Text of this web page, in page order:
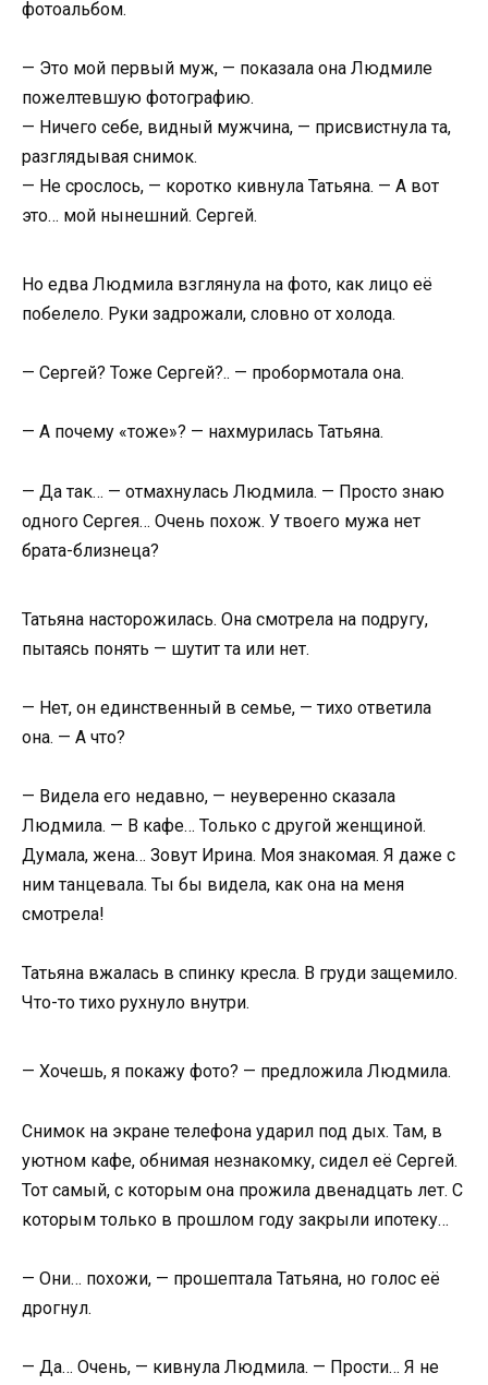
фотоальбом.
— Это мой первый муж, — показала она Людмиле
пожелтевшую фотографию.
— Ничего себе, видный мужчина, — присвистнула та,
разглядывая снимок.
— Не срослось, — коротко кивнула Татьяна. — А вот
это… мой нынешний. Сергей.
Но едва Людмила взглянула на фото, как лицо её
побелело. Руки задрожали, словно от холода.
— Сергей? Тоже Сергей?.. — пробормотала она.
— А почему «тоже»? — нахмурилась Татьяна.
— Да так… — отмахнулась Людмила. — Просто знаю
одного Сергея… Очень похож. У твоего мужа нет
брата-близнеца?
Татьяна насторожилась. Она смотрела на подругу,
пытаясь понять — шутит та или нет.
— Нет, он единственный в семье, — тихо ответила
она. — А что?
— Видела его недавно, — неуверенно сказала
Людмила. — В кафе… Только с другой женщиной.
Думала, жена… Зовут Ирина. Моя знакомая. Я даже с
ним танцевала. Ты бы видела, как она на меня
смотрела!
Татьяна вжалась в спинку кресла. В груди защемило.
Что-то тихо рухнуло внутри.
— Хочешь, я покажу фото? — предложила Людмила.
Снимок на экране телефона ударил под дых. Там, в
уютном кафе, обнимая незнакомку, сидел её Сергей.
Тот самый, с которым она прожила двенадцать лет. С
которым только в прошлом году закрыли ипотеку…
— Они… похожи, — прошептала Татьяна, но голос её
дрогнул.
— Да… Очень, — кивнула Людмила. — Прости… Я не